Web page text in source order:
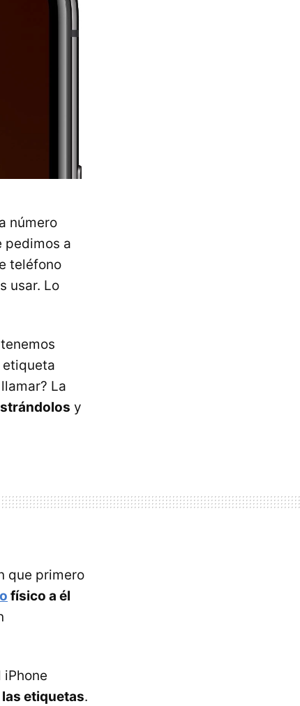
número
pedimos a
teléfono
usar. Lo
etiqueta
La
y
que primero
físico a él
etiquetas.